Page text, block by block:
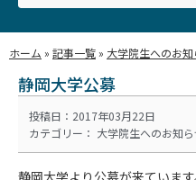
ホーム » 記事一覧 » 大学院生へのお
静岡大学公募
投稿日：2017年03月22日
カテゴリー： 大学院生へのお知